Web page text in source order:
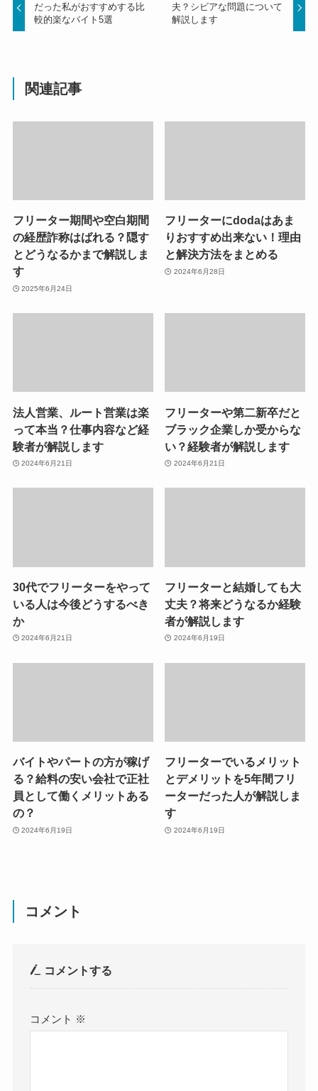
だった私がおすすめする比
較的楽なバイト5選
夫？シビアな問題について
解説します
関連記事
フリーター期間や空白期間
の経歴詐称はばれる？隠す
とどうなるかまで解説しま
す
2025年6月24日
フリーターにdodaはあま
りおすすめ出来ない！理由
と解決方法をまとめる
2024年6月28日
法人営業、ルート営業は楽
って本当？仕事内容など経
験者が解説します
2024年6月21日
フリーターや第二新卒だと
ブラック企業しか受からな
い？経験者が解説します
2024年6月21日
30代でフリーターをやって
いる人は今後どうするべき
か
2024年6月21日
フリーターと結婚しても大
丈夫？将来どうなるか経験
者が解説します
2024年6月19日
バイトやパートの方が稼げ
る？給料の安い会社で正社
員として働くメリットある
の？
2024年6月19日
フリーターでいるメリット
とデメリットを5年間フリ
ーターだった人が解説しま
す
2024年6月19日
コメント
コメントする
コメント ※